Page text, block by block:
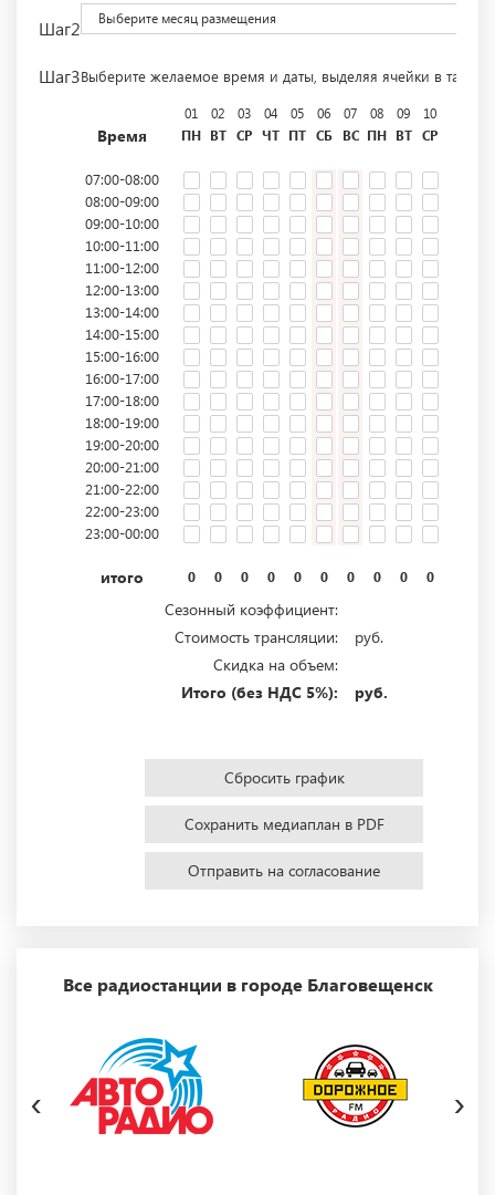
Шаг2 Выберите месяц размещения
Шаг3Выберите желаемое время и даты, выделяя ячейки в
Время
01
ПН
02
ВТ
03
СР
04
ЧТ
05
ПТ
06
СБ
07
ВС
08
ПН
09
ВТ
10
СР
07:00-08:00
08:00-09:00
09:00-10:00
10:00-11:00
11:00-12:00
12:00-13:00
13:00-14:00
14:00-15:00
15:00-16:00
16:00-17:00
17:00-18:00
18:00-19:00
19:00-20:00
20:00-21:00
21:00-22:00
22:00-23:00
23:00-00:00
итого 0 0 0 0 0 0 0 0 0 0
Сезонный коэффициент:
Стоимость трансляции:
руб.
Скидка на объем:
Итого (без НДС 5%):
руб.
Сбросить график
Сохранить медиаплан в PDF
Отправить на согласование
Все радиостанции в городе Благовещенск
‹ ›